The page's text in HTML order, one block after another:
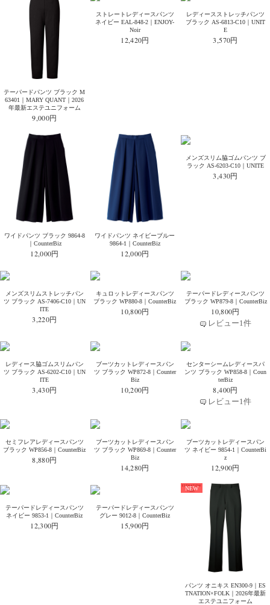
テーパードパンツ ブラック M
63401｜MARY QUANT｜2026
年最新エステユニフォーム
9,000円
ストレートレディースパンツ
ネイビー EAL-848-2｜ENJOY-
Noir
12,420円
レディースストレッチパンツ
ブラック AS-6813-C10｜UNIT
E
3,570円
ワイドパンツ ブラック 9864-8
｜CounterBiz
12,000円
ワイドパンツ ネイビーブルー
9864-1｜CounterBiz
12,000円
メンズスリム脇ゴムパンツ ブ
ラック AS-6203-C10｜UNITE
3,430円
メンズスリムストレッチパン
ツ ブラック AS-7406-C10｜UN
ITE
3,220円
キュロットレディースパンツ
ブラック WP880-8｜CounterBiz
10,800円
テーパードレディースパンツ
ブラック WP879-8｜CounterBiz
10,800円
レビュー1件
レディース脇ゴムスリムパン
ツ ブラック AS-6202-C10｜UN
ITE
3,430円
ブーツカットレディースパン
ツ ブラック WP872-8｜Counter
Biz
10,200円
センターシームレディースパ
ンツ ブラック WP858-8｜Coun
terBiz
8,400円
レビュー1件
セミフレアレディースパンツ
ブラック WP856-8｜CounterBiz
8,880円
ブーツカットレディースパン
ツ ブラック WP869-8｜Counter
Biz
14,280円
ブーツカットレディースパン
ツ ネイビー 9854-1｜CounterBi
z
12,900円
テーパードレディースパンツ
ネイビー 9853-1｜CounterBiz
12,300円
テーパードレディースパンツ
グレー 9012-8｜CounterBiz
15,900円
NEW
パンツ オニキス EN300-9｜ES
TNATION×FOLK｜2026年最新
エステユニフォーム